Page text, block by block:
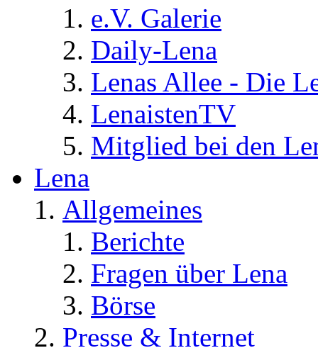
e.V. Galerie
Daily-Lena
Lenas Allee - Die
LenaistenTV
Mitglied bei den
Lena
Allgemeines
Berichte
Fragen über Lena
Börse
Presse & Internet